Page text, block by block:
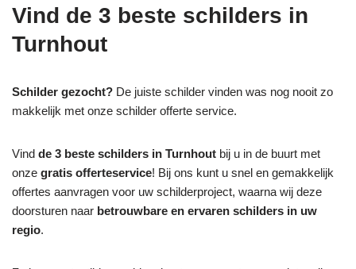
Vind de 3 beste schilders in
Turnhout
Schilder gezocht? De juiste schilder vinden was nog nooit zo
makkelijk met onze schilder offerte service.
Vind de 3 beste schilders in Turnhout bij u in de buurt met
onze gratis offerteservice! Bij ons kunt u snel en gemakkelijk
offertes aanvragen voor uw schilderproject, waarna wij deze
doorsturen naar betrouwbare en ervaren schilders in uw
regio.